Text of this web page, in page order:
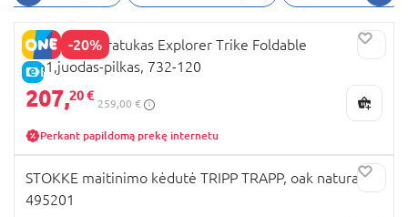
-20%
E-KAINA
GLOBBER triratukas Explorer Trike Foldable
4in1,juodas-pilkas, 732-120
207,20 €
259,00 €
Perkant papildomą prekę internetu
STOKKE maitinimo kėdutė TRIPP TRAPP, oak natural,
495201